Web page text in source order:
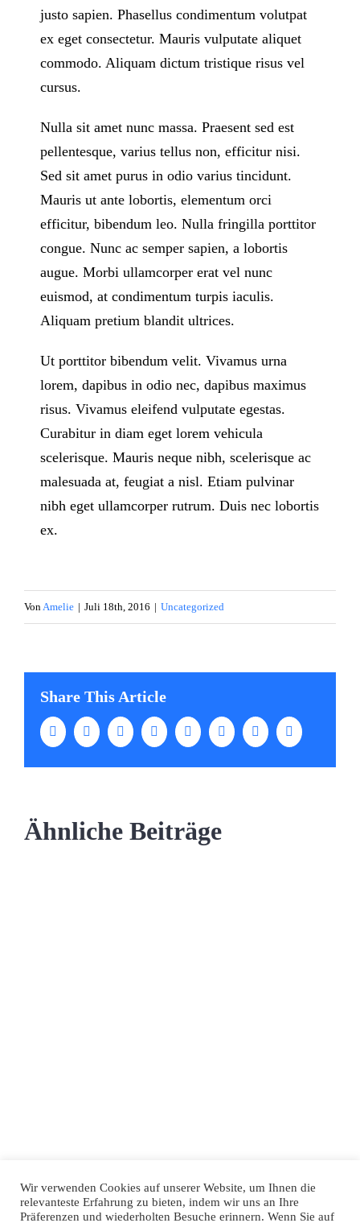
justo sapien. Phasellus condimentum volutpat
ex eget consectetur. Mauris vulputate aliquet
commodo. Aliquam dictum tristique risus vel
cursus.
Nulla sit amet nunc massa. Praesent sed est
pellentesque, varius tellus non, efficitur nisi.
Sed sit amet purus in odio varius tincidunt.
Mauris ut ante lobortis, elementum orci
efficitur, bibendum leo. Nulla fringilla porttitor
congue. Nunc ac semper sapien, a lobortis
augue. Morbi ullamcorper erat vel nunc
euismod, at condimentum turpis iaculis.
Aliquam pretium blandit ultrices.
Ut porttitor bibendum velit. Vivamus urna
lorem, dapibus in odio nec, dapibus maximus
risus. Vivamus eleifend vulputate egestas.
Curabitur in diam eget lorem vehicula
scelerisque. Mauris neque nibh, scelerisque ac
malesuada at, feugiat a nisl. Etiam pulvinar
nibh eget ullamcorper rutrum. Duis nec lobortis
ex.
VonAmelie | Juli 18th, 2016 | Uncategorized
Share This Article
FacebookTwitter LinkedInWhatsAppTumblr PinterestVk
E-
Mail
Ähnliche Beiträge
Datenschutz Impressum
Wir verwenden Cookies auf unserer Website, um Ihnen die
relevanteste Erfahrung zu bieten, indem wir uns an Ihre
Präferenzen und wiederholten Besuche erinnern. Wenn Sie auf